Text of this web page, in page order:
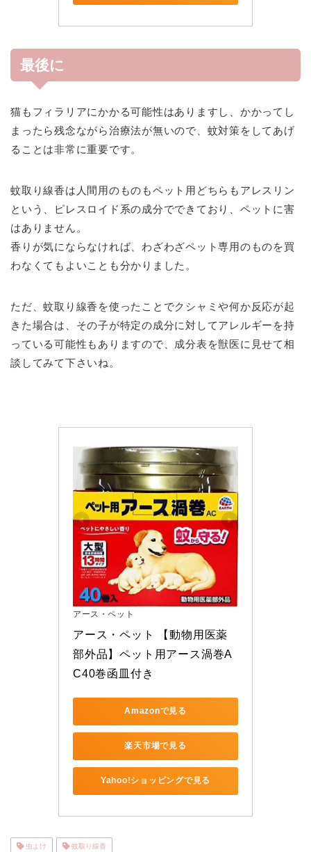
最後に
猫もフィラリアにかかる可能性はありますし、かかってし
まったら残念ながら治療法が無いので、蚊対策をしてあげ
ることは非常に重要です。
蚊取り線香は人間用のものもペット用どちらもアレスリン
という、ピレスロイド系の成分でできており、ペットに害
はありません。
香りが気にならなければ、わざわざペット専用のものを買
わなくてもよいことも分かりました。
ただ、蚊取り線香を使ったことでクシャミや何か反応が起
きた場合は、その子が特定の成分に対してアレルギーを持
っている可能性もありますので、成分表を獣医に見せて相
談してみて下さいね。
アース・ペット
アース・ペット 【動物用医薬
部外品】ペット用アース渦巻A
C40巻函皿付き
Amazonで見る
楽天市場で見る
Yahoo!ショッピングで見る
虫よけ 蚊取り線香